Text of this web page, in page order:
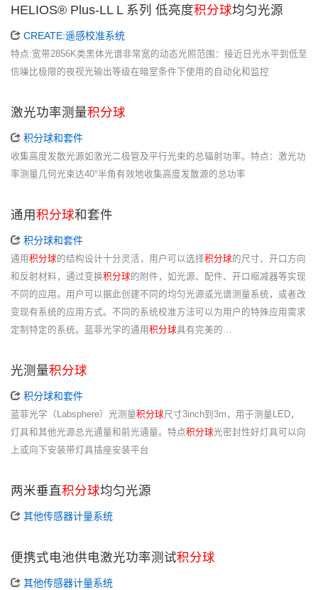
HELIOS® Plus-LL L 系列 低亮度积分球均匀光源
CREATE:遥感校准系统
特点:宽带2856K类黑体光谱非常宽的动态光照范围：接近日光水平到低至
信噪比极限的夜视光输出等级在暗室条件下使用的自动化和监控
激光功率测量积分球
积分球和套件
收集高度发散光源如激光二极管及平行光束的总辐射功率。特点：激光功
率测量几何光束达40°半角有效地收集高度发散源的总功率
通用积分球和套件
积分球和套件
通用积分球 的结构设计十分灵活，用户可以选择积分球 的尺寸、开口方向
和反射材料，通过变换积分球 的附件，如光源、配件、开口缩减器等实现
不同的应用。用户可以据此创建不同的均匀光源或光谱测量系统，或者改
变现有系统的应用方式。不同的系统校准方法可以为用户的特殊应用需求
定制特定的系统。蓝菲光学的通用积分球具有完美的…
光测量积分球
积分球和套件
蓝菲光学（Labsphere）光测量积分球尺寸3inch到3m，用于测量LED，
灯具和其他光源总光通量和前光通量。特点积分球光密封性好灯具可以向
上或向下安装带灯具插座安装平台
两米垂直积分球均匀光源
其他传感器计量系统
便携式电池供电激光功率测试积分球
其他传感器计量系统